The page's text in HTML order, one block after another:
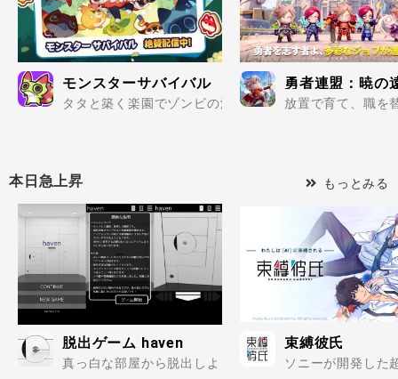
モンスターサバイバル
タタと築く楽園でゾンビの波を迎え撃て..
勇者連盟：暁の
放置で育て、職を
本日急上昇 もっとみる
脱出ゲーム haven
真っ白な部屋から脱出しよう！..
束縛彼氏
ソニーが開発した